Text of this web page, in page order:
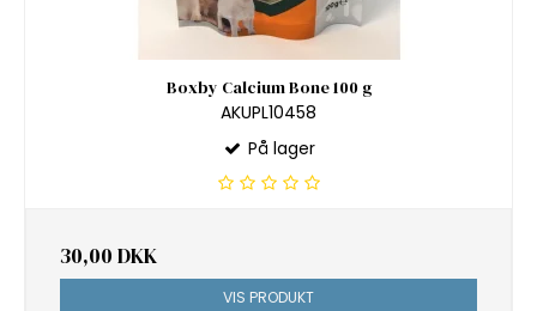
Boxby Calcium Bone 100 g
AKUPL10458
På lager
30,00 DKK
VIS PRODUKT